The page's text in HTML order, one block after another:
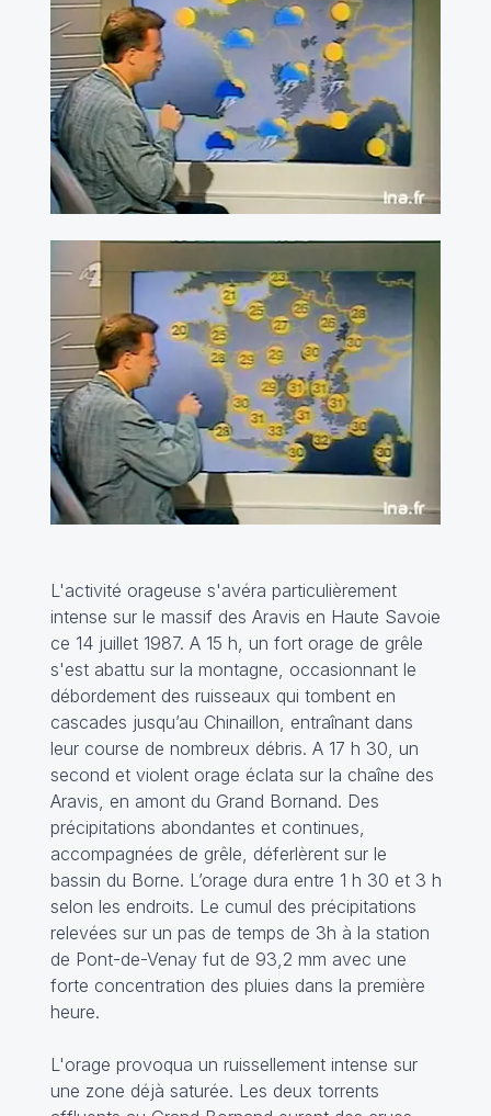
L'activité orageuse s'avéra particulièrement
intense sur le massif des Aravis en Haute Savoie
ce 14 juillet 1987. A 15 h, un fort orage de grêle
s'est abattu sur la montagne, occasionnant le
débordement des ruisseaux qui tombent en
cascades jusqu’au Chinaillon, entraînant dans
leur course de nombreux débris. A 17 h 30, un
second et violent orage éclata sur la chaîne des
Aravis, en amont du Grand Bornand. Des
précipitations abondantes et continues,
accompagnées de grêle, déferlèrent sur le
bassin du Borne. L’orage dura entre 1 h 30 et 3 h
selon les endroits. Le cumul des précipitations
relevées sur un pas de temps de 3h à la station
de Pont-de-Venay fut de 93,2 mm avec une
forte concentration des pluies dans la première
heure.
L'orage provoqua un ruissellement intense sur
une zone déjà saturée. Les deux torrents